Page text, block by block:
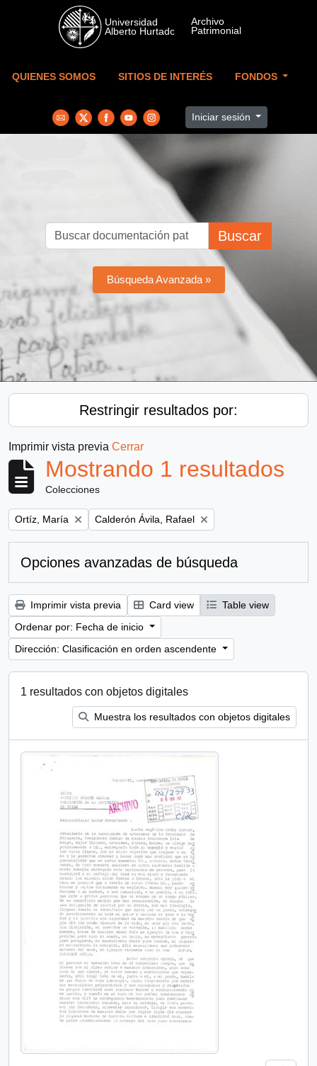
Skip to main content
QUIENES SOMOS SITIOS DE INTERÉS FONDOS
Iniciar sesión
Buscar
Búsqueda Avanzada »
Restringir resultados por:
Imprimir vista previa Cerrar
Mostrando 1 resultados
Colecciones
Remove filter:
Ortíz, María Remove filter:
Calderón Ávila, Rafael
Opciones avanzadas de búsqueda
Imprimir vista previa Card view
Table view
Ordenar por: Fecha de inicio
Dirección: Clasificación en orden ascendente
1 resultados con objetos digitales
Muestra los resultados con objetos digitales